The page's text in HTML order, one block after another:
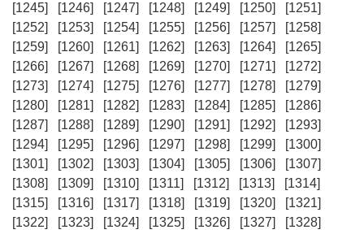
[1245]
[1246] [1247] [1248] [1249] [1250]
[1251]
[1252]
[1253] [1254] [1255] [1256] [1257]
[1258]
[1259]
[1260] [1261] [1262] [1263] [1264]
[1265]
[1266]
[1267] [1268] [1269] [1270] [1271]
[1272]
[1273]
[1274] [1275] [1276] [1277] [1278]
[1279]
[1280]
[1281] [1282] [1283] [1284] [1285]
[1286]
[1287]
[1288] [1289] [1290] [1291] [1292]
[1293]
[1294]
[1295] [1296] [1297] [1298] [1299]
[1300]
[1301]
[1302] [1303] [1304] [1305] [1306]
[1307]
[1308]
[1309] [1310] [1311] [1312] [1313]
[1314]
[1315]
[1316] [1317] [1318] [1319] [1320]
[1321]
[1322]
[1323] [1324] [1325] [1326] [1327]
[1328]